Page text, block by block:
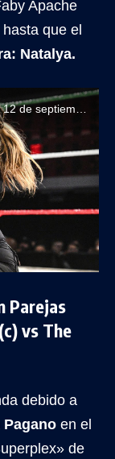
Apache
que el
Natalya.
Parejas
vs The
debido a
Pagano en el
de